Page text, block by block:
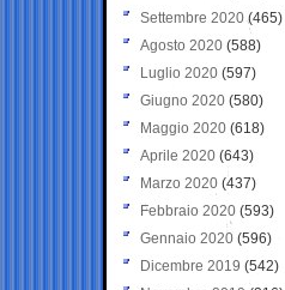
Settembre 2020(465)
Agosto 2020 (588)
Luglio 2020 (597)
Giugno 2020 (580)
Maggio 2020 (618)
Aprile 2020 (643)
Marzo 2020 (437)
Febbraio 2020 (593)
Gennaio 2020 (596)
Dicembre 2019 (542)